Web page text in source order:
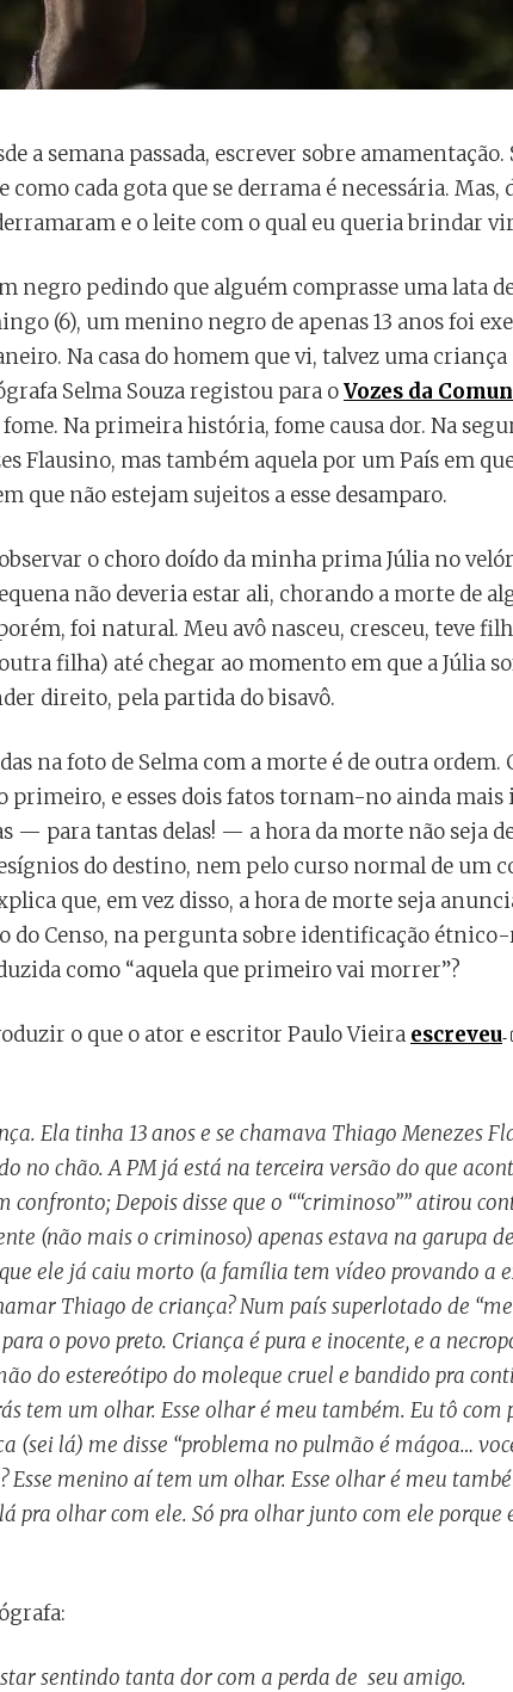
a semana passada, escrever sobre
cada gota que se derrama é necessária. Mas,
e o leite com o qual eu queria brindar
negro pedindo que alguém comprasse uma lata
(6), um menino negro de apenas 13 anos foi
Na casa do homem que vi, talvez uma
Selma Souza registou para oVozes da
Na primeira história, fome causa dor. Na
Flausino, mas também aquela por um País em
que não estejam sujeitos a esse desamparo.
o choro doído da minha prima Júlia no
não deveria estar ali, chorando a morte de
foi natural. Meu avô nasceu, cresceu, teve
filha) até chegar ao momento em que a Júlia
direito, pela partida do bisavô.
na foto de Selma com a morte é de outra ordem.
primeiro, e esses dois fatos tornam-no ainda mais
— para tantas delas! — a hora da morte não seja
do destino, nem pelo curso normal de um
que, em vez disso, a hora de morte seja
do Censo, na pergunta sobre identificação
como “aquela que primeiro vai morrer”?
o que o ator e escritor Paulo Vieira escreveu
Ela tinha 13 anos e se chamava Thiago Menezes
no chão. A PM já está na terceira versão do que
Depois disse que o ““criminoso”” atirou
(não mais o criminoso) apenas estava na garupa
ele já caiu morto (a família tem vídeo provando a
Thiago de criança? Num país superlotado de
o povo preto. Criança é pura e inocente, e a
do estereótipo do moleque cruel e bandido pra
tem um olhar. Esse olhar é meu também. Eu tô
(sei lá) me disse “problema no pulmão é mágoa…
Esse menino aí tem um olhar. Esse olhar é meu
pra olhar com ele. Só pra olhar junto com ele porque
sentindo tanta dor com a perda de seu amigo.